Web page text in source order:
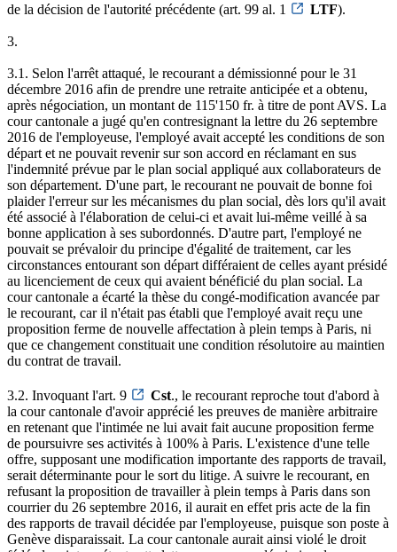
de la décision de l'autorité précédente (art. 99 al. 1
LTF).
3.
3.1. Selon l'arrêt attaqué, le recourant a démissionné pour le 31
décembre 2016 afin de prendre une retraite anticipée et a obtenu,
après négociation, un montant de 115'150 fr. à titre de pont AVS. La
cour cantonale a jugé qu'en contresignant la lettre du 26 septembre
2016 de l'employeuse, l'employé avait accepté les conditions de son
départ et ne pouvait revenir sur son accord en réclamant en sus
l'indemnité prévue par le plan social appliqué aux collaborateurs de
son département. D'une part, le recourant ne pouvait de bonne foi
plaider l'erreur sur les mécanismes du plan social, dès lors qu'il avait
été associé à l'élaboration de celui-ci et avait lui-même veillé à sa
bonne application à ses subordonnés. D'autre part, l'employé ne
pouvait se prévaloir du principe d'égalité de traitement, car les
circonstances entourant son départ différaient de celles ayant présidé
au licenciement de ceux qui avaient bénéficié du plan social. La
cour cantonale a écarté la thèse du congé-modification avancée par
le recourant, car il n'était pas établi que l'employé avait reçu une
proposition ferme de nouvelle affectation à plein temps à Paris, ni
que ce changement constituait une condition résolutoire au maintien
du contrat de travail.
3.2. Invoquant l'art. 9 Cst., le recourant reproche tout d'abord à
la cour cantonale d'avoir apprécié les preuves de manière arbitraire
en retenant que l'intimée ne lui avait fait aucune proposition ferme
de poursuivre ses activités à 100% à Paris. L'existence d'une telle
offre, supposant une modification importante des rapports de travail,
serait déterminante pour le sort du litige. A suivre le recourant, en
refusant la proposition de travailler à plein temps à Paris dans son
courrier du 26 septembre 2016, il aurait en effet pris acte de la fin
des rapports de travail décidée par l'employeuse, puisque son poste à
Genève disparaissait. La cour cantonale aurait ainsi violé le droit